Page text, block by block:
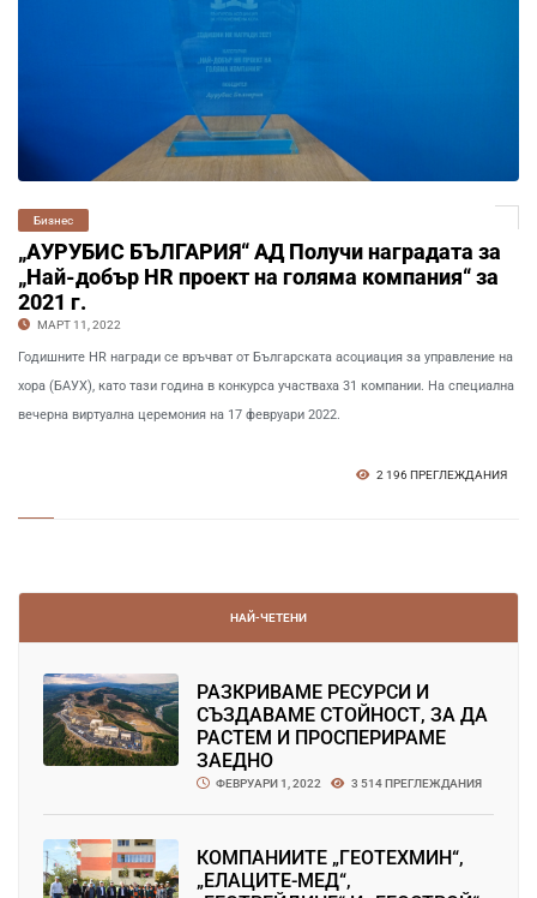
Бизнес
„АУРУБИС БЪЛГАРИЯ“ АД Получи наградата за
„Най-добър HR проект на голяма компания“ за
2021 г.
МАРТ 11, 2022
Годишните HR награди се връчват от Българската асоциация за управление на
хора (БАУХ), като тази година в конкурса участваха 31 компании. На специална
вечерна виртуална церемония на 17 февруари 2022.
2 196 ПРЕГЛЕЖДАНИЯ
НАЙ-ЧЕТЕНИ
РАЗКРИВАМЕ РЕСУРСИ И
СЪЗДАВАМЕ СТОЙНОСТ, ЗА ДА
РАСТЕМ И ПРОСПЕРИРАМЕ
ЗАЕДНО
ФЕВРУАРИ 1, 2022 3 514 ПРЕГЛЕЖДАНИЯ
КОМПАНИИТЕ „ГЕОТЕХМИН“,
„ЕЛАЦИТЕ-МЕД“,